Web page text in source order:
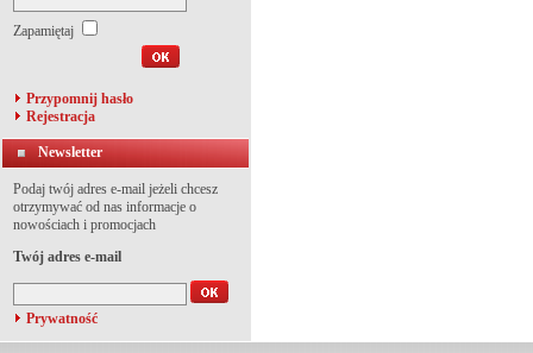
Zapamiętaj
Przypomnij hasło
Rejestracja
Newsletter
Podaj twój adres e-mail jeżeli chcesz
otrzymywać od nas informacje o
nowościach i promocjach
Twój adres e-mail
Prywatność